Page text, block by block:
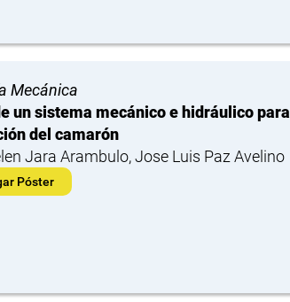
Mecánica
un sistema mecánico e hidráulico
del camarón
Jara Arambulo, Jose Luis Paz Avelino
Póster